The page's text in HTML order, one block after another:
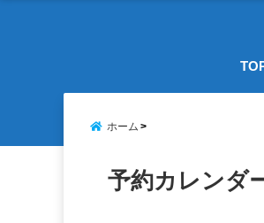
ホーム
予約カレンダ